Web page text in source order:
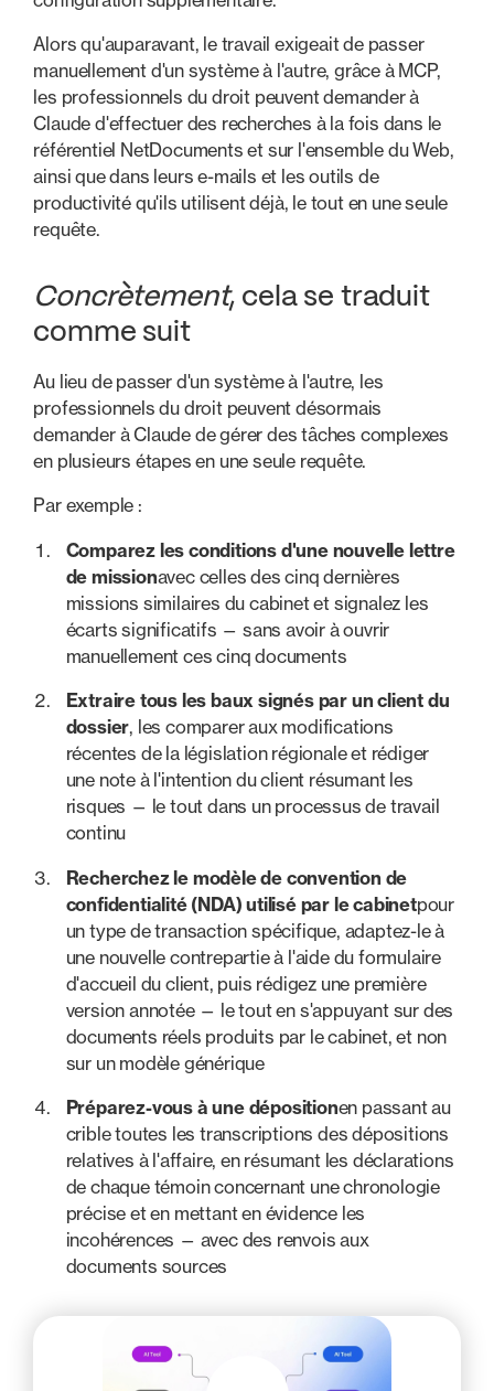
Alors qu'auparavant, le travail exigeait de passer
manuellement d'un système à l'autre, grâce à MCP,
les professionnels du droit peuvent demander à
Claude d'effectuer des recherches à la fois dans le
référentiel NetDocuments et sur l'ensemble du Web,
ainsi que dans leurs e-mails et les outils de
productivité qu'ils utilisent déjà, le tout en une seule
requête.
Concrètement, cela se traduit
comme suit
Au lieu de passer d'un système à l'autre, les
professionnels du droit peuvent désormais
demander à Claude de gérer des tâches complexes
en plusieurs étapes en une seule requête.
Par exemple :
Comparez les conditions d'une nouvelle lettre
de missionavec celles des cinq dernières
missions similaires du cabinet et signalez les
écarts significatifs — sans avoir à ouvrir
manuellement ces cinq documents
Extraire tous les baux signés par un client du
dossier, les comparer aux modifications
récentes de la législation régionale et rédiger
une note à l'intention du client résumant les
risques — le tout dans un processus de travail
continu
Recherchez le modèle de convention de
confidentialité (NDA) utilisé par le cabinetpour
un type de transaction spécifique, adaptez-le à
une nouvelle contrepartie à l'aide du formulaire
d'accueil du client, puis rédigez une première
version annotée — le tout en s'appuyant sur des
documents réels produits par le cabinet, et non
sur un modèle générique
Préparez-vous à une dépositionen passant au
crible toutes les transcriptions des dépositions
relatives à l'affaire, en résumant les déclarations
de chaque témoin concernant une chronologie
précise et en mettant en évidence les
incohérences — avec des renvois aux
documents sources